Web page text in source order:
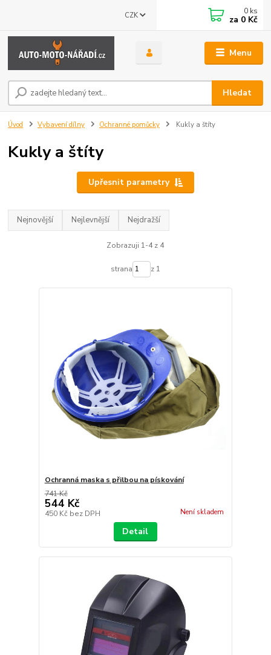
Menu
CZK
Hledat
0 ks
za 0 Kč
Úvod Vybavení dílny Ochranné pomůcky Kukly a štíty
Kukly a štíty
Upřesnit parametry
Nejnovější Nejlevnější Nejdražší
Zobrazuji 1-4 z 4
strana z 1
Ochranná maska s přilbou na pískování
741 Kč
544 Kč
450 Kč bez DPH Není skladem
Detail